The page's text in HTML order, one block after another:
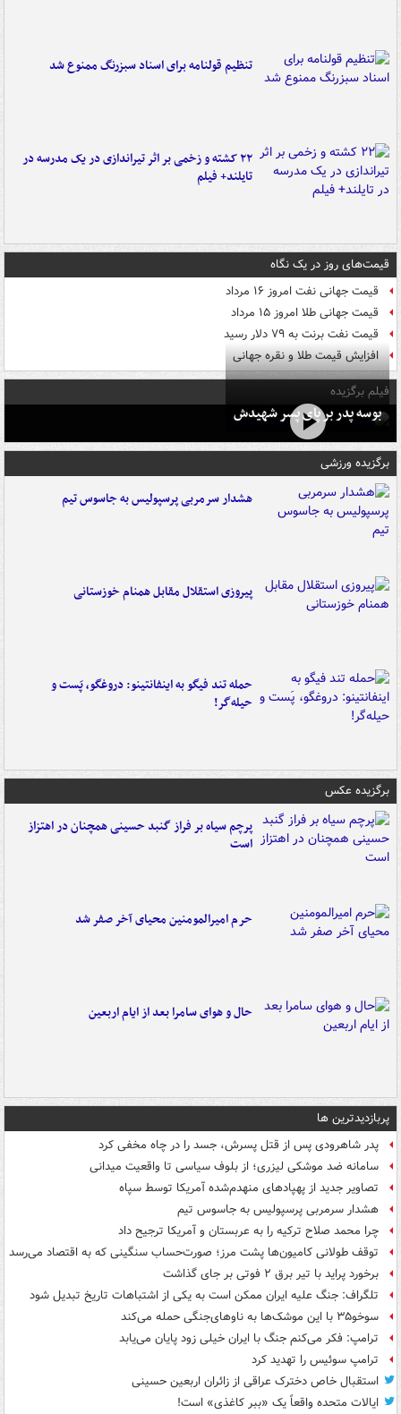
تنظیم قولنامه برای اسناد سبزرنگ ممنوع شد
۲۲ کشته و زخمی بر اثر تیراندازی در یک مدرسه در
تایلند+ فیلم
قیمت‌های روز در یک نگاه
قیمت جهانی نفت امروز ۱۶ مرداد
قیمت جهانی طلا امروز ۱۵ مرداد
قیمت نفت برنت به ۷۹ دلار رسید
افزایش قیمت طلا و نقره جهانی
فیلم برگزیده
بوسه‌ پدر بر پای پسر شهیدش
برگزیده ورزشی
هشدار سرمربی پرسپولیس به جاسوس تیم
پیروزی استقلال مقابل همنام خوزستانی
حمله تند فیگو به اینفانتینو: دروغگو، پَست‌ و
حیله‌گر!
برگزیده عکس
پرچم سیاه بر فراز گنبد حسینی همچنان در اهتزاز
است
حرم امیرالمومنین محیای آخر صفر شد
حال و هوای سامرا بعد از ایام اربعین
پربازدیدترین ها
پدر شاهرودی پس از قتل پسرش، جسد را در چاه مخفی کرد
سامانه ضد موشکی لیزری؛ از بلوف سیاسی تا واقعیت میدانی
تصاویر جدید از پهپادهای منهدم‌شده آمریکا توسط سپاه
هشدار سرمربی پرسپولیس به جاسوس تیم
چرا محمد صلاح ترکیه را به عربستان و آمریکا ترجیح داد
توقف طولانی کامیون‌ها پشت مرز؛ صورت‌حساب سنگینی که به اقتصاد می‌رسد
برخورد پراید با تیر برق ۲ فوتی بر جای گذاشت
تلگراف: جنگ علیه ایران ممکن است به یکی از اشتباهات تاریخ تبدیل شود
سوخو۳۵ با این موشک‌ها به ناوهای‌جنگی حمله می‌کند
ترامپ: فکر می‌کنم جنگ با ایران خیلی زود پایان می‌یابد
ترامپ سوئیس را تهدید کرد
استقبال خاص دخترک عراقی از زائران اربعین حسینی
ایالات متحده واقعاً یک «ببر کاغذی» است!